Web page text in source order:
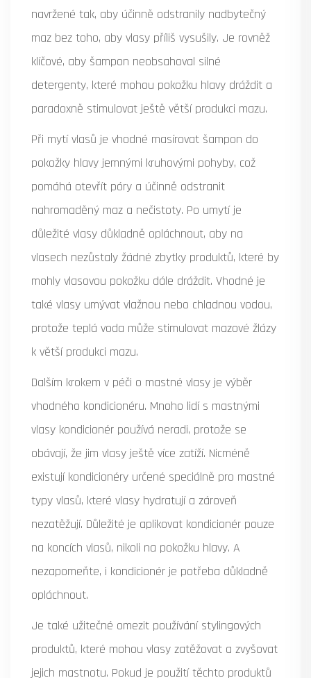
navržené tak, aby účinně odstranily nadbytečný
maz bez toho, aby vlasy příliš vysušily. Je rovněž
klíčové, aby šampon neobsahoval silné
detergenty, které mohou pokožku hlavy dráždit a
paradoxně stimulovat ještě větší produkci mazu.
Při mytí vlasů je vhodné masírovat šampon do
pokožky hlavy jemnými kruhovými pohyby, což
pomáhá otevřít póry a účinně odstranit
nahromaděný maz a nečistoty. Po umytí je
důležité vlasy důkladně opláchnout, aby na
vlasech nezůstaly žádné zbytky produktů, které by
mohly vlasovou pokožku dále dráždit. Vhodné je
také vlasy umývat vlažnou nebo chladnou vodou,
protože teplá voda může stimulovat mazové žlázy
k větší produkci mazu.
Dalším krokem v péči o mastné vlasy je výběr
vhodného kondicionéru. Mnoho lidí s mastnými
vlasy kondicionér používá neradi, protože se
obávají, že jim vlasy ještě více zatíží. Nicméně
existují kondicionéry určené speciálně pro mastné
typy vlasů, které vlasy hydratují a zároveň
nezatěžují. Důležité je aplikovat kondicionér pouze
na koncích vlasů, nikoli na pokožku hlavy. A
nezapomeňte, i kondicionér je potřeba důkladně
opláchnout.
Je také užitečné omezit používání stylingových
produktů, které mohou vlasy zatěžovat a zvyšovat
jejich mastnotu. Pokud je použití těchto produktů